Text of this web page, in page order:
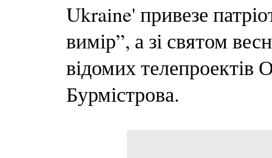
Ukraine' привезе
вимір”, а зі святом
відомих телепроектів
Бурмістрова.